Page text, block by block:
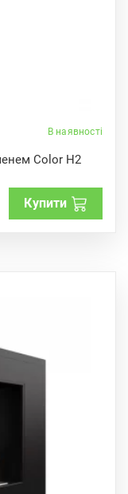
В наявності
Color H2
Купити